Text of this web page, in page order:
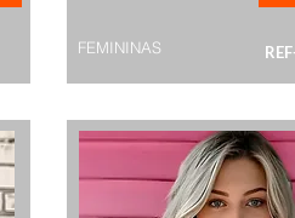
FEMININAS